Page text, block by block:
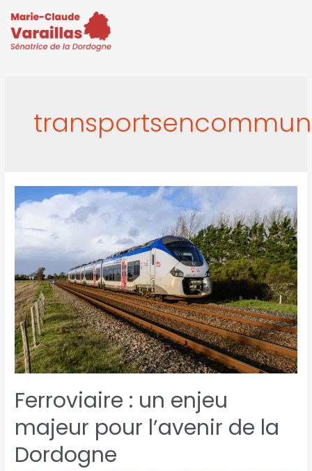
transportsencommun
Ferroviaire : un enjeu
majeur pour l’avenir de la
Dordogne